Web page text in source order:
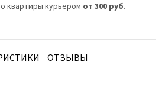
квартиры курьером от 300 руб.
ОТЗЫВЫ